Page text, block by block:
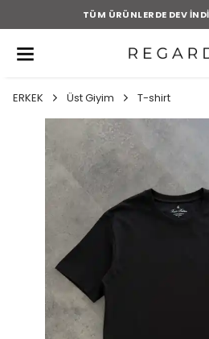
TÜM ÜRÜNLERDE DEV
ERKEK Üst Giyim T-shirt